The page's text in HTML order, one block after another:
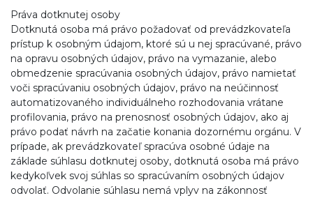
Práva dotknutej osoby
Dotknutá osoba má právo požadovať od prevádzkovateľa
prístup k osobným údajom, ktoré sú u nej spracúvané, právo
na opravu osobných údajov, právo na vymazanie, alebo
obmedzenie spracúvania osobných údajov, právo namietať
voči spracúvaniu osobných údajov, právo na neúčinnosť
automatizovaného individuálneho rozhodovania vrátane
profilovania, právo na prenosnosť osobných údajov, ako aj
právo podať návrh na začatie konania dozornému orgánu. V
prípade, ak prevádzkovateľ spracúva osobné údaje na
základe súhlasu dotknutej osoby, dotknutá osoba má právo
kedykoľvek svoj súhlas so spracúvaním osobných údajov
odvolať. Odvolanie súhlasu nemá vplyv na zákonnosť